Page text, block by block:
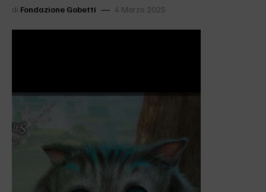
di Fondazione Gobetti 4 Marzo 2025